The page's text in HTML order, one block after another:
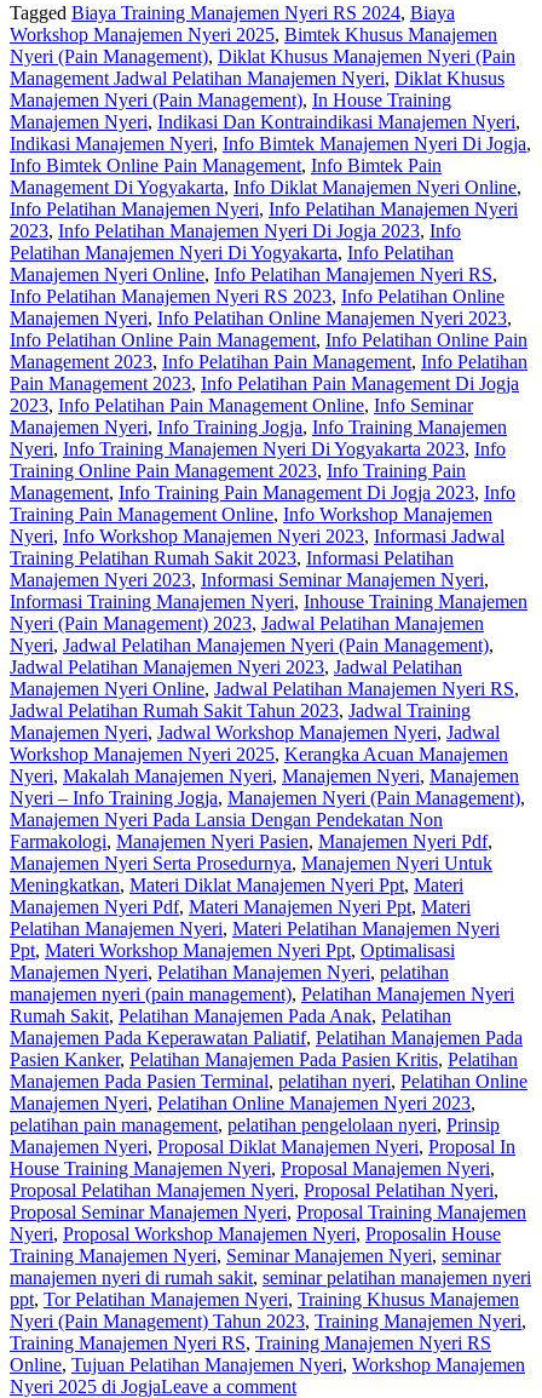
Tagged Biaya Training Manajemen Nyeri RS 2024, Biaya
Workshop Manajemen Nyeri 2025, Bimtek Khusus Manajemen
Nyeri (Pain Management), Diklat Khusus Manajemen Nyeri (Pain
Management Jadwal Pelatihan Manajemen Nyeri, Diklat Khusus
Manajemen Nyeri (Pain Management), In House Training
Manajemen Nyeri, Indikasi Dan Kontraindikasi Manajemen Nyeri,
Indikasi Manajemen Nyeri, Info Bimtek Manajemen Nyeri Di Jogja,
Info Bimtek Online Pain Management, Info Bimtek Pain
Management Di Yogyakarta, Info Diklat Manajemen Nyeri Online,
Info Pelatihan Manajemen Nyeri, Info Pelatihan Manajemen Nyeri
2023, Info Pelatihan Manajemen Nyeri Di Jogja 2023, Info
Pelatihan Manajemen Nyeri Di Yogyakarta, Info Pelatihan
Manajemen Nyeri Online, Info Pelatihan Manajemen Nyeri RS,
Info Pelatihan Manajemen Nyeri RS 2023, Info Pelatihan Online
Manajemen Nyeri, Info Pelatihan Online Manajemen Nyeri 2023,
Info Pelatihan Online Pain Management, Info Pelatihan Online Pain
Management 2023, Info Pelatihan Pain Management, Info Pelatihan
Pain Management 2023, Info Pelatihan Pain Management Di Jogja
2023, Info Pelatihan Pain Management Online, Info Seminar
Manajemen Nyeri, Info Training Jogja, Info Training Manajemen
Nyeri, Info Training Manajemen Nyeri Di Yogyakarta 2023, Info
Training Online Pain Management 2023, Info Training Pain
Management, Info Training Pain Management Di Jogja 2023, Info
Training Pain Management Online, Info Workshop Manajemen
Nyeri, Info Workshop Manajemen Nyeri 2023, Informasi Jadwal
Training Pelatihan Rumah Sakit 2023, Informasi Pelatihan
Manajemen Nyeri 2023, Informasi Seminar Manajemen Nyeri,
Informasi Training Manajemen Nyeri, Inhouse Training Manajemen
Nyeri (Pain Management) 2023, Jadwal Pelatihan Manajemen
Nyeri, Jadwal Pelatihan Manajemen Nyeri (Pain Management),
Jadwal Pelatihan Manajemen Nyeri 2023, Jadwal Pelatihan
Manajemen Nyeri Online, Jadwal Pelatihan Manajemen Nyeri RS,
Jadwal Pelatihan Rumah Sakit Tahun 2023, Jadwal Training
Manajemen Nyeri, Jadwal Workshop Manajemen Nyeri, Jadwal
Workshop Manajemen Nyeri 2025, Kerangka Acuan Manajemen
Nyeri, Makalah Manajemen Nyeri, Manajemen Nyeri, Manajemen
Nyeri – Info Training Jogja, Manajemen Nyeri (Pain Management),
Manajemen Nyeri Pada Lansia Dengan Pendekatan Non
Farmakologi, Manajemen Nyeri Pasien, Manajemen Nyeri Pdf,
Manajemen Nyeri Serta Prosedurnya, Manajemen Nyeri Untuk
Meningkatkan, Materi Diklat Manajemen Nyeri Ppt, Materi
Manajemen Nyeri Pdf, Materi Manajemen Nyeri Ppt, Materi
Pelatihan Manajemen Nyeri, Materi Pelatihan Manajemen Nyeri
Ppt, Materi Workshop Manajemen Nyeri Ppt, Optimalisasi
Manajemen Nyeri, Pelatihan Manajemen Nyeri, pelatihan
manajemen nyeri (pain management), Pelatihan Manajemen Nyeri
Rumah Sakit, Pelatihan Manajemen Pada Anak, Pelatihan
Manajemen Pada Keperawatan Paliatif, Pelatihan Manajemen Pada
Pasien Kanker, Pelatihan Manajemen Pada Pasien Kritis, Pelatihan
Manajemen Pada Pasien Terminal, pelatihan nyeri, Pelatihan Online
Manajemen Nyeri, Pelatihan Online Manajemen Nyeri 2023,
pelatihan pain management, pelatihan pengelolaan nyeri, Prinsip
Manajemen Nyeri, Proposal Diklat Manajemen Nyeri, Proposal In
House Training Manajemen Nyeri, Proposal Manajemen Nyeri,
Proposal Pelatihan Manajemen Nyeri, Proposal Pelatihan Nyeri,
Proposal Seminar Manajemen Nyeri, Proposal Training Manajemen
Nyeri, Proposal Workshop Manajemen Nyeri, Proposalin House
Training Manajemen Nyeri, Seminar Manajemen Nyeri, seminar
manajemen nyeri di rumah sakit, seminar pelatihan manajemen nyeri
ppt, Tor Pelatihan Manajemen Nyeri, Training Khusus Manajemen
Nyeri (Pain Management) Tahun 2023, Training Manajemen Nyeri,
Training Manajemen Nyeri RS, Training Manajemen Nyeri RS
Online, Tujuan Pelatihan Manajemen Nyeri, Workshop Manajemen
Nyeri 2025 di JogjaLeave a comment